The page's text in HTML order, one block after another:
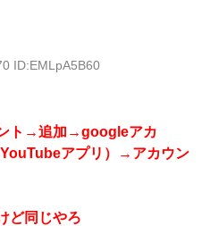
ID:EMLpA5B60
ト→追加→googleアカ
アプリ）→アカウン
ど同じやろ